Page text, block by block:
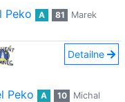
Peko A 81
Marek
Detailne
Peko A 10
Michal